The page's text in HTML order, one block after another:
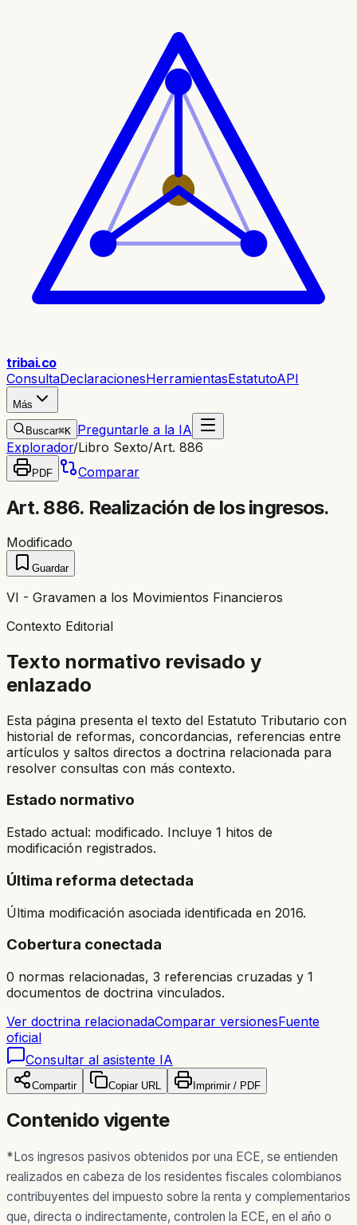
tribai.co
ConsultaDeclaracionesHerramientasEstatutoAPI
Más
Buscar⌘K Preguntarle a la IA
Explorador/Libro Sexto/Art. 886
PDF Comparar
Art. 886. Realización de los ingresos.
Modificado
Guardar
VI - Gravamen a los Movimientos Financieros
Contexto Editorial
Texto normativo revisado y
enlazado
Esta página presenta el texto del Estatuto Tributario con
historial de reformas, concordancias, referencias entre
artículos y saltos directos a doctrina relacionada para
resolver consultas con más contexto.
Estado normativo
Estado actual: modificado. Incluye 1 hitos de
modificación registrados.
Última reforma detectada
Última modificación asociada identificada en 2016.
Cobertura conectada
0 normas relacionadas, 3 referencias cruzadas y 1
documentos de doctrina vinculados.
Ver doctrina relacionadaComparar versionesFuente
oficial
Consultar al asistente IA
Compartir Copiar URL Imprimir / PDF
Contenido vigente
*Los ingresos pasivos obtenidos por una ECE, se entienden
realizados en cabeza de los residentes fiscales colombianos
contribuyentes del impuesto sobre la renta y complementarios
que, directa o indirectamente, controlen la ECE, en el año o